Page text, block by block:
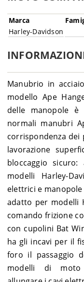
Marca
Harley-Davidson
Manubrio in
modello Ape
delle manopole
normali manubri
corrispondenza dei
lavorazione
bloccaggio
modelli Harley-
elettrici e
adatto per modelli
comando frizione
con cupolini Bat
ha gli incavi per il
foro il passaggio
modelli di moto